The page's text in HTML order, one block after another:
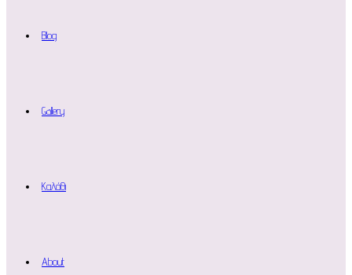
Blog
Gallery
Καλάθι
About